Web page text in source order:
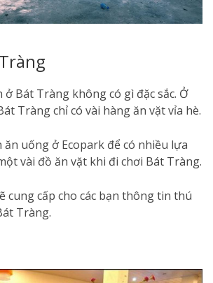
Bát Tràng không có gì đặc sắc. Ở
Tràng chỉ có vài hàng ăn vặt vỉa hè.
uống ở Ecopark để có nhiều lựa
vài đồ ăn vặt khi đi chơi Bát Tràng.
cung cấp cho các bạn thông tin thú
Tràng.